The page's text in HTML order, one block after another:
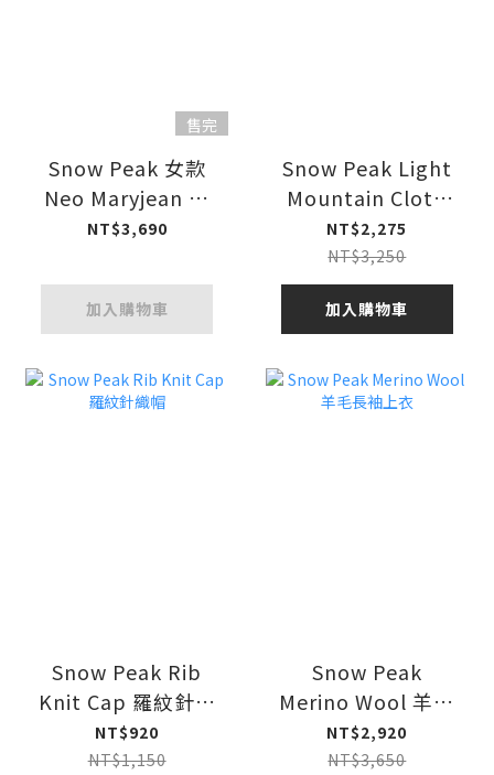
售完
Snow Peak 女款
Neo Maryjean 瑪
莉珍機能鞋 26SS
NT$3,690
加入購物車
Snow Peak Light
Mountain Cloth
Pants 輕量透氣長
褲
NT$2,275
NT$3,250
加入購物車
Snow Peak Rib
Knit Cap 羅紋針織
帽
NT$920
NT$1,150
Snow Peak
Merino Wool 羊毛
長袖上衣
NT$2,920
NT$3,650